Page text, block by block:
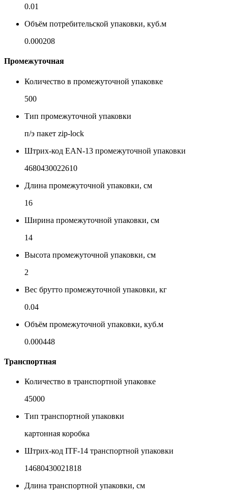
0.01
Объём потребительской упаковки, куб.м
0.000208
Промежуточная
Количество в промежуточной упаковке
500
Тип промежуточной упаковки
п/э пакет zip-lock
Штрих-код EAN-13 промежуточной упаковки
4680430022610
Длина промежуточной упаковки, см
16
Ширина промежуточной упаковки, см
14
Высота промежуточной упаковки, см
2
Вес брутто промежуточной упаковки, кг
0.04
Объём промежуточной упаковки, куб.м
0.000448
Транспортная
Количество в транспортной упаковке
45000
Тип транспортной упаковки
картонная коробка
Штрих-код ITF-14 транспортной упаковки
14680430021818
Длина транспортной упаковки, см